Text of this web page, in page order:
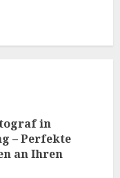
in
– Perfekte
an Ihren